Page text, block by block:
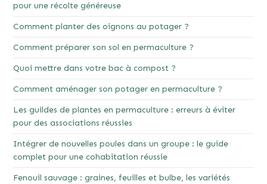
pour une récolte généreuse
Comment planter des oignons au potager ?
Comment préparer son sol en permaculture ?
Quoi mettre dans votre bac à compost ?
Comment aménager son potager en permaculture ?
Les guildes de plantes en permaculture : erreurs à éviter
pour des associations réussies
Intégrer de nouvelles poules dans un groupe : le guide
complet pour une cohabitation réussie
Fenouil sauvage : graines, feuilles et bulbe, les variétés